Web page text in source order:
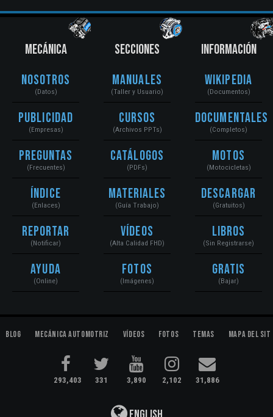
MECÁNICA
Nosotros
(Datos)
Publicidad
(Empresas)
Preguntas
(Frecuentes)
Índice
(Enlaces)
Reportar
(Notificar)
Ayuda
(Online)
SECCIONES
Manuales
(Taller y Usuario)
Cursos
(Archivos PPTs)
Catálogos
(PDFs)
Materiales
(Guía Trabajo)
Vídeos
(Alta Calidad FHD)
Fotos
(Imágenes)
INFORMACIÓN
Wikipedia
(Documentos)
Documentales
(Completos)
Motos
(Motocicletas)
Descargar
(Gratuitos)
Libros
(Sin Registrarse)
Gratis
(Bajar)
Blog Mecánica Automotriz Vídeos Fotos Temas Mapa del
293,403 331 3,890 2,102 31,886